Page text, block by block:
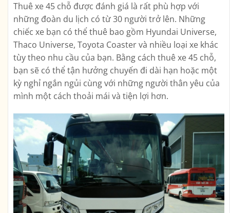
Thuê xe 45 chỗ được đánh giá là rất phù hợp với
những đoàn du lịch có từ 30 người trở lên. Những
chiếc xe bạn có thể thuê bao gồm Hyundai Universe,
Thaco Universe, Toyota Coaster và nhiều loại xe khác
tùy theo nhu cầu của bạn. Bằng cách thuê xe 45 chỗ,
bạn sẽ có thể tận hưởng chuyến đi dài hạn hoặc một
kỳ nghỉ ngắn ngủi cùng với những người thân yêu của
mình một cách thoải mái và tiện lợi hơn.